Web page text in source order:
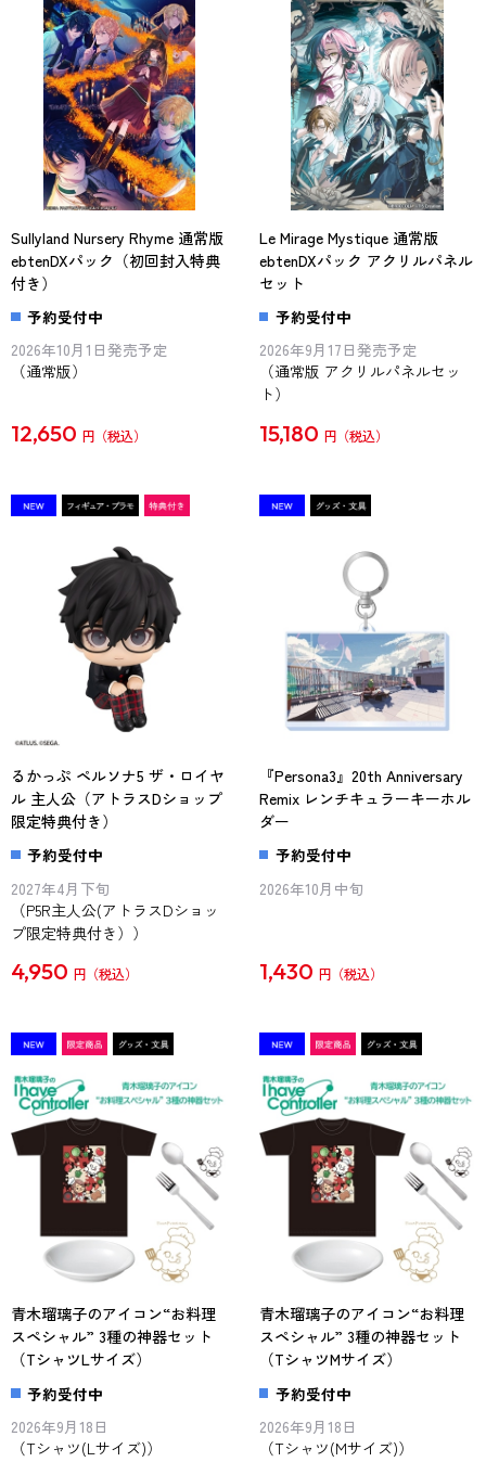
Sullyland Nursery Rhyme 通常版
ebtenDXパック（初回封入特典
付き）
予約受付中
2026年10月1日発売予定
（通常版）
12,650 円
Le Mirage Mystique 通常版
ebtenDXパック アクリルパネル
セット
予約受付中
2026年9月17日発売予定
（通常版 アクリルパネルセッ
ト）
15,180 円
るかっぷ ペルソナ5 ザ・ロイヤ
ル 主人公（アトラスDショップ
限定特典付き）
予約受付中
2027年4月下旬
（P5R主人公(アトラスDショッ
プ限定特典付き））
4,950 円
『Persona3』20th Anniversary
Remix レンチキュラーキーホル
ダー
予約受付中
2026年10月中旬
1,430 円
青木瑠璃子のアイコン“お料理
スペシャル” 3種の神器セット
（TシャツLサイズ）
予約受付中
2026年9月18日
（Tシャツ(Lサイズ)）
青木瑠璃子のアイコン“お料理
スペシャル” 3種の神器セット
（TシャツMサイズ）
予約受付中
2026年9月18日
（Tシャツ(Mサイズ)）